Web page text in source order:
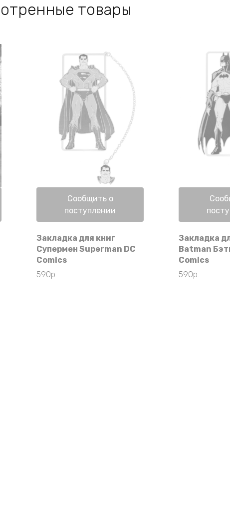
товары
Нет в наличии
Сообщить о
поступлении
Закладка для книг
Супермен Superman DC
Comics
590р.
Нет в
Закладка
Batman
Comics
590р.